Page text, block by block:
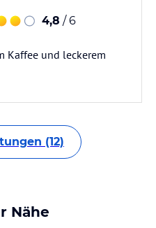
4,8 / 6
Kaffee und leckerem
(12)
Nähe